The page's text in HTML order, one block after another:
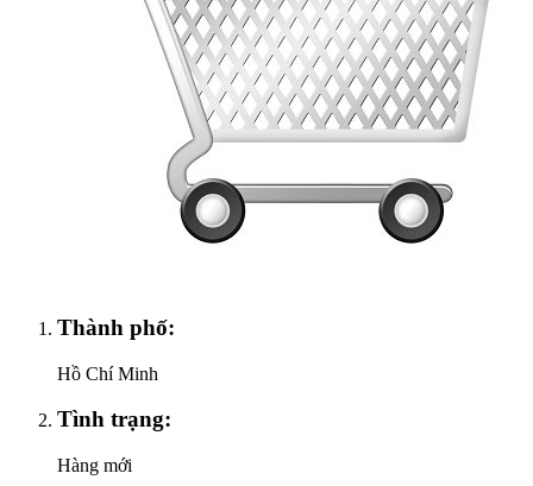
Thành phố:
Hồ Chí Minh
Tình trạng:
Hàng mới